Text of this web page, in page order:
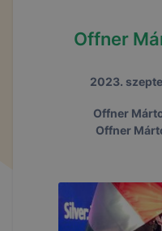
Offner
2023.
Offner
Offner